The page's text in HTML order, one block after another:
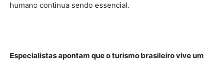
humano continua sendo essencial.
Especialistas apontam que o turismo brasileiro vive um